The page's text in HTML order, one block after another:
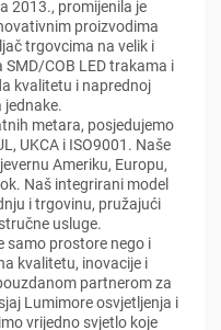
2013., promijenila je
proizvodima
trgovcima na velik i
COB LED trakama i
kvalitetu i naprednoj
jednake.
metara, posjedujemo
UKCA i ISO9001. Naše
Ameriku, Europu,
Naš integrirani model
i trgovinu, pružajući
usluge.
samo prostore nego i
kvalitetu, inovacije i
partnerom za
Lumimore osvjetljenja i
vrijedno svjetlo koje